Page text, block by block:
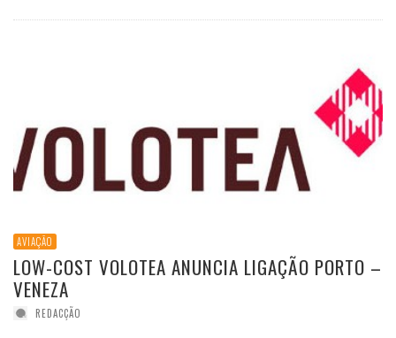
AVIAÇÃO
LOW-COST VOLOTEA ANUNCIA LIGAÇÃO PORTO –
VENEZA
REDACÇÃO